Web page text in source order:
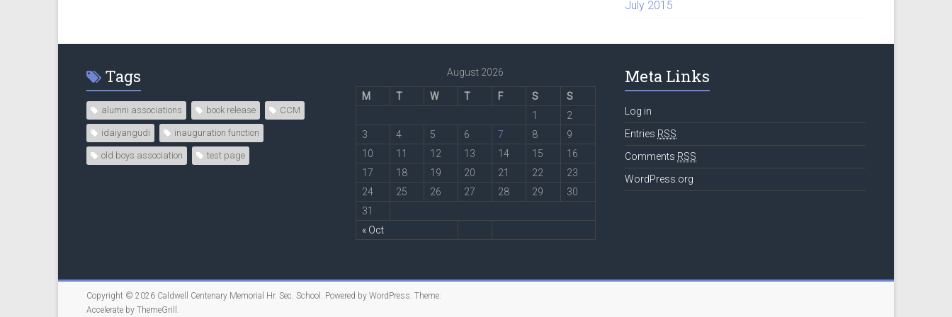
July 2015
Tags
alumni associations book release CCM
idaiyangudi inauguration function
old boys association test page
August 2026
M T W T F S S
« Oct
1
2
3
4 5 6 7 8
9
10
11 12 13 14 15
16
17
18 19 20 21 22
23
24
25 26 27 28 29
30
31
Meta Links
Log in
Entries RSS
Comments RSS
WordPress.org
Copyright © 2026 Caldwell Centenary Memorial Hr. Sec. School . Powered by WordPress. Theme:
Accelerate by ThemeGrill .